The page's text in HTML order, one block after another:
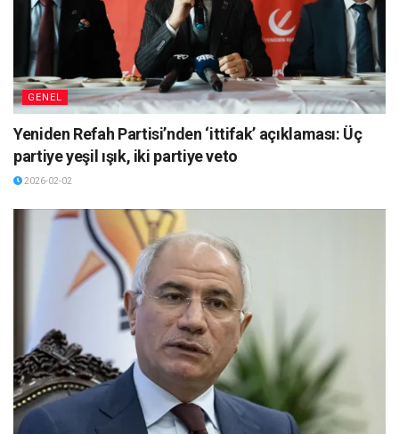
GENEL
Yeniden Refah Partisi’nden ‘ittifak’ açıklaması: Üç
partiye yeşil ışık, iki partiye veto
2026-02-02